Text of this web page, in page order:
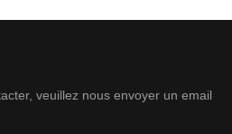
veuillez nous envoyer un email